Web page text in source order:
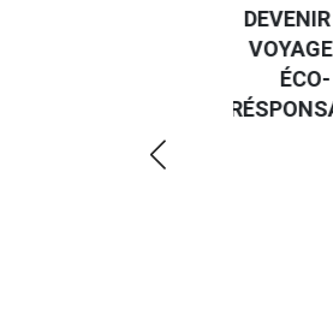
GUIDE
2025